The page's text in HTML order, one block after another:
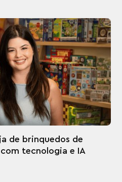
de brinquedos de
tecnologia e IA